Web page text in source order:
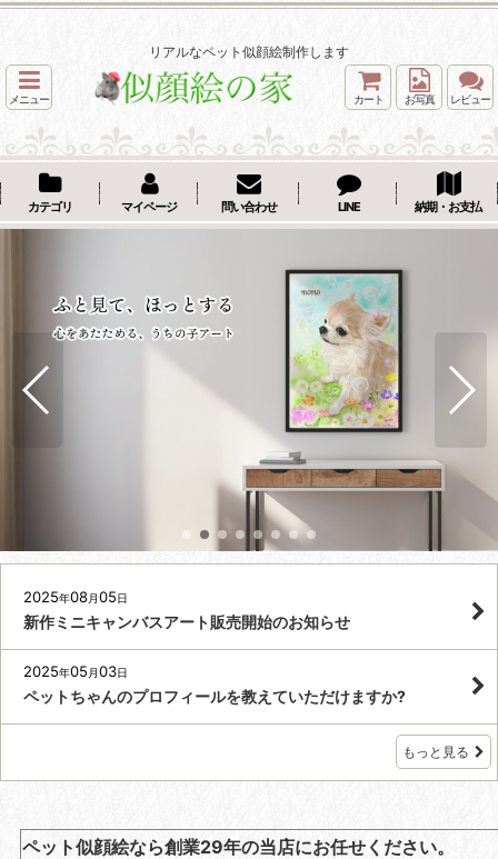
リアルなペット似顔絵制作します
メニュー カート お写真 レビュー
カテゴリ マイページ 問い合わせ LINE 納期・お支払
2025年08月05日
新作ミニキャンバスアート販売開始のお知らせ
2025年05 月03日
ペットちゃんのプロフィールを教えていただけますか?
もっと見る
ペット似顔絵なら創業29年の当店にお任せください。